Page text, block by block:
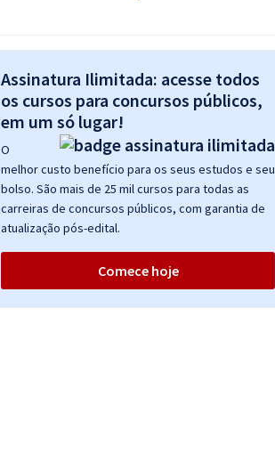
Assinatura Ilimitada: acesse todos
os cursos para concursos públicos,
em um só lugar!
O
melhor custo benefício para os seus estudos e seu
bolso. São mais de 25 mil cursos para todas as
carreiras de concursos públicos, com garantia de
atualização pós-edital.
Comece hoje